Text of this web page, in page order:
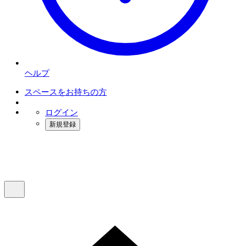
ヘルプ
スペースをお持ちの方
ログイン
新規登録